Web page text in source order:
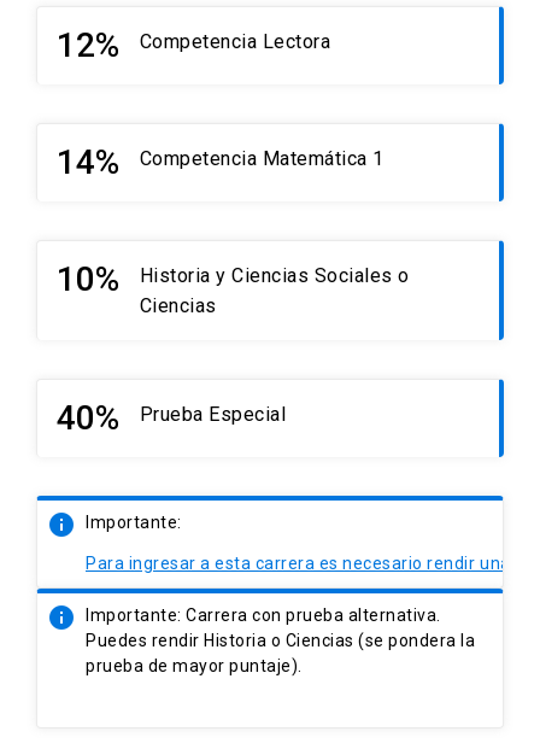
12% Competencia Lectora
14% Competencia Matemática 1
10%
Historia y Ciencias Sociales o
Ciencias
40% Prueba Especial
info Importante:
Para ingresar a esta carrera es necesario rendir una
info
Importante: Carrera con prueba alternativa.
Puedes rendir Historia o Ciencias (se pondera la
prueba de mayor puntaje).